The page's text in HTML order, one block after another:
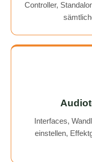
Controller,
Interfaces,
einstellen,